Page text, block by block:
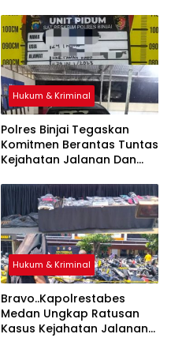
Komplotan Jaringan
Internasional
Hukum & Kriminal
Polres Binjai Tegaskan
Komitmen Berantas Tuntas
Kejahatan Jalanan Dan
Baru Berhasil Diringkus Tim
Cobra
Hukum & Kriminal
Bravo..Kapolrestabes
Medan Ungkap Ratusan
Kasus Kejahatan Jalanan